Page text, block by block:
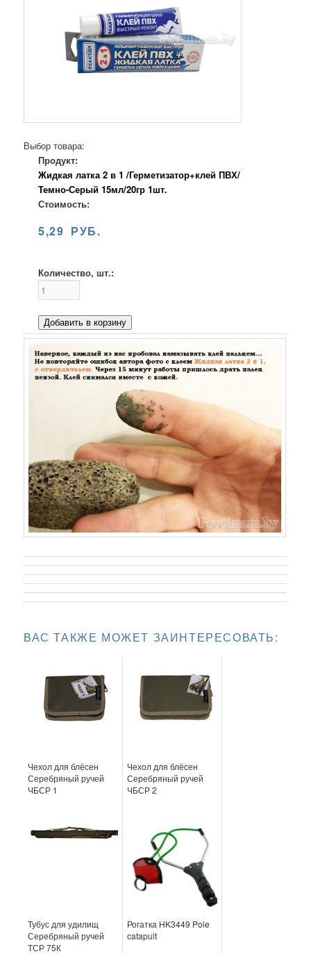
Выбор товара:
Продукт:
Жидкая латка 2 в 1 /Герметизатор+клей ПВХ/
Темно-Серый 15мл/20гр 1шт.
Стоимость:
5,29 РУБ.
Количество, шт.:
Добавить в корзину
ВАС ТАКЖЕ МОЖЕТ ЗАИНТЕРЕСОВАТЬ:
Чехол для блёсен
Серебряный ручей
ЧБСР 1
Чехол для блёсен
Серебряный ручей
ЧБСР 2
Тубус для удилищ
Серебряный ручей
ТСР 75К
Рогатка HK3449 Pole
catapult